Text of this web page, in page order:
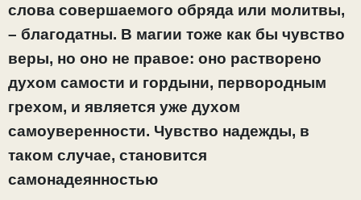
слова совершаемого обряда или молитвы,
– благодатны. В магии тоже как бы чувство
веры, но оно не правое: оно растворено
духом самости и гордыни, первородным
грехом, и является уже духом
самоуверенности. Чувство надежды, в
таком случае, становится
самонадеянностью